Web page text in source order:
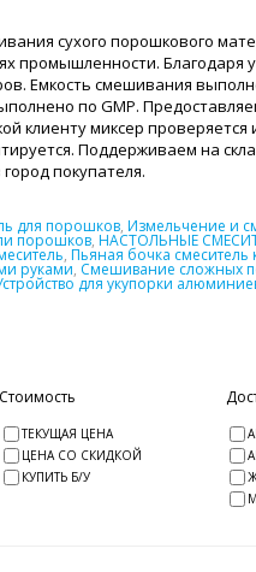
сухого порошкового
промышленности. Благодаря
Емкость смешивания
по GMP.
клиенту миксер проверяется
Поддерживаем на
покупателя.
для порошков, Измельчение и
порошков, НАСТОЛЬНЫЕ
, Пьяная бочка смеситель
руками, Смешивание сложных
для укупорки
Стоимость
ТЕКУЩАЯ ЦЕНА
ЦЕНА СО СКИДКОЙ
КУПИТЬ Б/У